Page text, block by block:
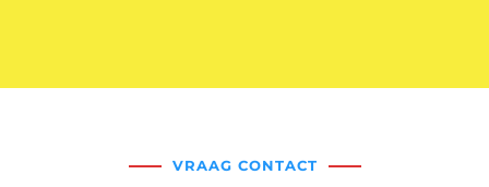
VRAAG CONTACT